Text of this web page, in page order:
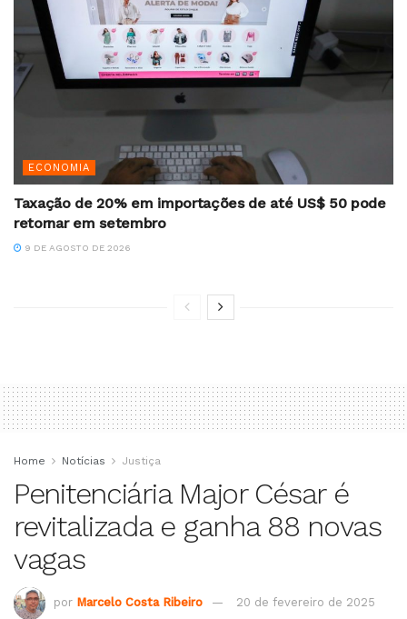
ECONOMIA
Taxação de 20% em importações de até US$ 50 pode
retornar em setembro
9 DE AGOSTO DE 2026
Home Notícias Justiça
Penitenciária Major César é
revitalizada e ganha 88 novas
vagas
por Marcelo Costa Ribeiro 20 de fevereiro de 2025